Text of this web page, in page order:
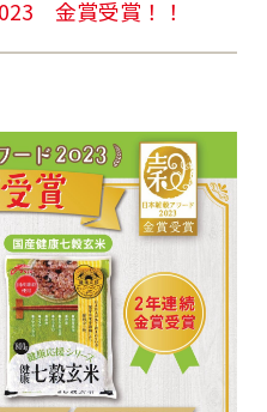
金賞受賞！！